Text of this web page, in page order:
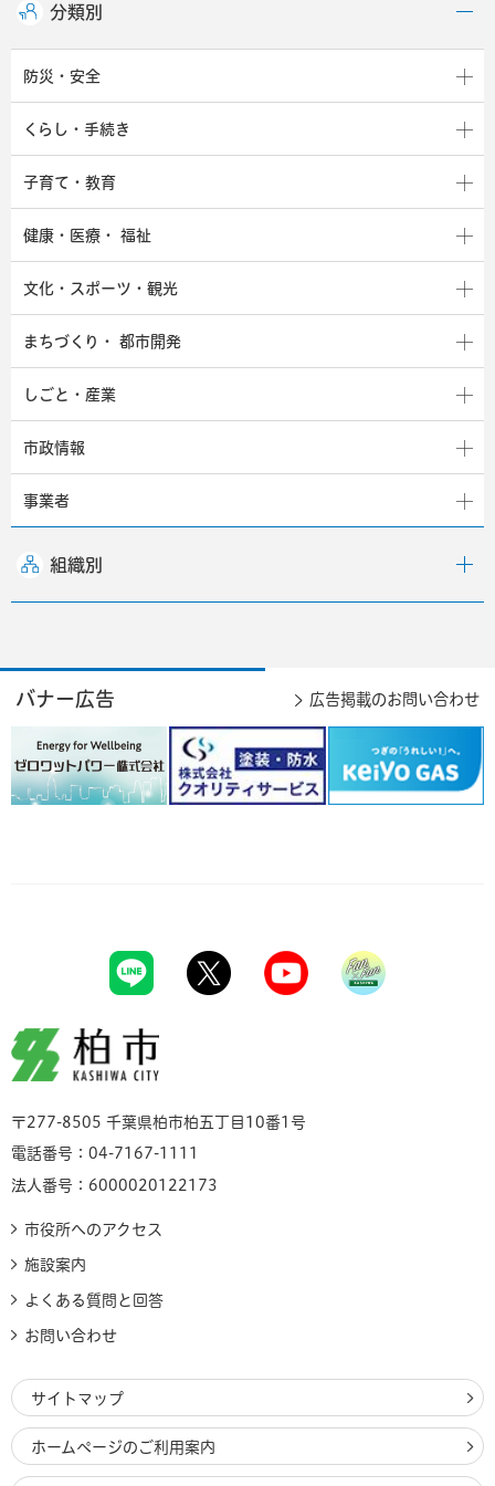
分類別
防災・安全
くらし・手続き
子育て・教育
健康・医療・ 福祉
文化・スポーツ・観光
まちづくり・ 都市開発
しごと・産業
市政情報
事業者
組織別
バナー広告 広告掲載のお問い合わせ
柏市
〒277-8505 千葉県柏市柏五丁目10番1号
電話番号：04-7167-1111
法人番号：6000020122173
市役所へのアクセス
施設案内
よくある質問と回答
お問い合わせ
サイトマップ
ホームページのご利用案内